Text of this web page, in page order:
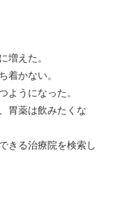
増えた。
着かない。
ようになった。
胃薬は飲みたくな
きる治療院を検索し